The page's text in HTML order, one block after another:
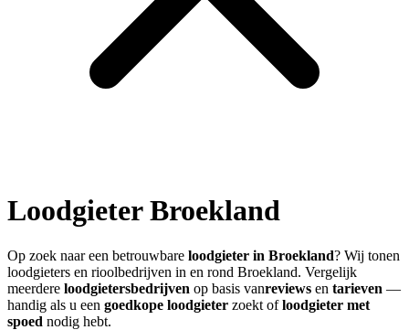
LoodgieterBroekland
Op zoek naar een betrouwbare loodgieter in Broekland? Wij tonen
loodgieters en rioolbedrijven in en rond Broekland. Vergelijk
meerdere loodgietersbedrijven op basis vanreviews en tarieven —
handig als u een goedkope loodgieter zoekt ofloodgieter met
spoed nodig hebt.